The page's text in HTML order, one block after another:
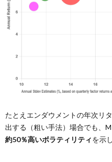
たとえエンダウメントの年次リ
出する（粗い手法）場合でも、
約50％高いボラティリティを示